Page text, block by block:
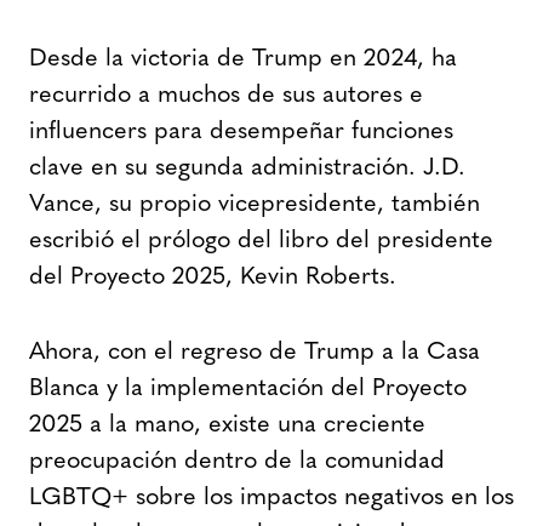
Desde la victoria de Trump en 2024, ha
recurrido a muchos de sus autores e
influencers para desempeñar funciones
clave en su segunda administración. J.D.
Vance, su propio vicepresidente, también
escribió el prólogo del libro del presidente
del Proyecto 2025, Kevin Roberts.
Ahora, con el regreso de Trump a la Casa
Blanca y la implementación del Proyecto
2025 a la mano, existe una creciente
preocupación dentro de la comunidad
LGBTQ+ sobre los impactos negativos en los